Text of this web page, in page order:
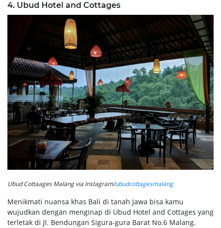
4. Ubud Hotel and Cottages
Ubud Cottaages Malang via Instagram/ubudcottagesmalang
Menikmati nuansa khas Bali di tanah Jawa bisa kamu
wujudkan dengan menginap di Ubud Hotel and Cottages yang
terletak di Jl. Bendungan Sigura-gura Barat No.6 Malang.